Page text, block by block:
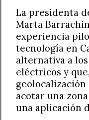
La presidenta
Marta
experiencia
tecnología en
alternativa a
eléctricos y
acotar una
una aplicación